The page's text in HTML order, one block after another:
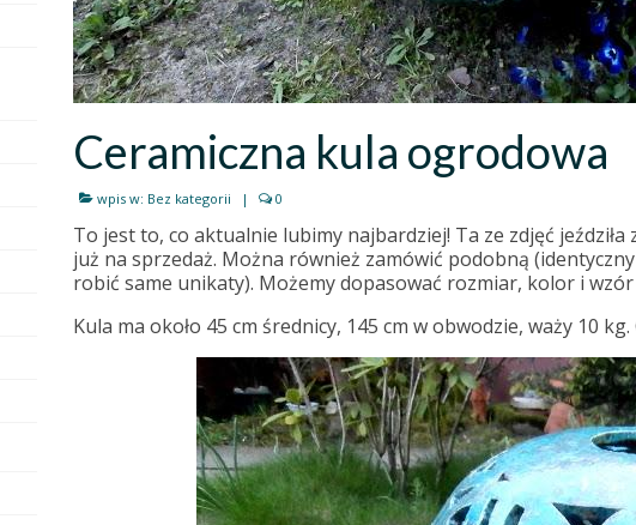
Ceramiczna kula ogrodowa
wpis w: Bez kategorii | 0
To jest to, co aktualnie lubimy najbardziej! Ta ze zdjęć
już na sprzedaż. Można również zamówić podobną
robić same unikaty). Możemy dopasować rozmiar, kolor i
Kula ma około 45 cm średnicy, 145 cm w obwodzie, waży 10 kg.